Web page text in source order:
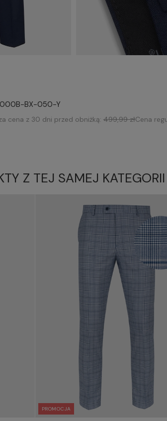
BX-050-Y
cena z 30 dni przed obniżką: 499,99 złCena
Z TEJ SAMEJ KATEGORII
PROMOCJA